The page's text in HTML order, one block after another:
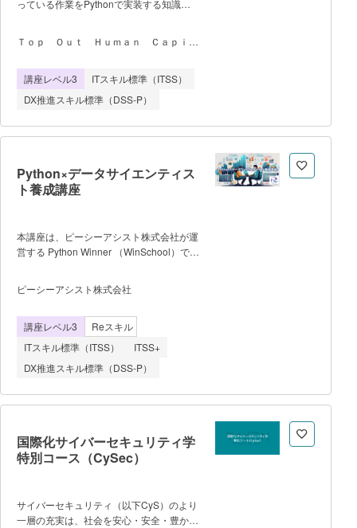
受講されることを強くお勧めします。
っている作業をPythonで実装する知識を
実践的な内容を含みます。 ※本ト
裕一氏が本トレーニングのために、書き下
ろした内容です。 (一般社団法人日本
ネットワーク技術者協会「Pythonとネッ
トワークの自動化基礎検定」に対応してい
ます。) ・学習項目は次のとおり
自動化に使われる技術の概要 3.REST
APIの仕組みと操作手法 4.仮想ルータ
の操作とAPIの設計手法 5.ネットワー
トは、電子テキスト使用いたします ※
定員16名
Ｔｏｐ Ｏｕｔ Ｈｕｍａｎ Ｃａｐｉｔ
講座レベル3
ITスキル標準（ITSS）
DX推進スキル標準（DSS-P）
Python×データサイエンティス
ト養成講座
本講座は、ピーシーアシスト株式会社が運
営する Python Winner （WinSchool）で提
び、課題に取り組むことで、実務でAI・機
械学習プログラミングを行う方法を学
レッスンとオンライン教材により、学習を
進めます。 クラウドの開発環境を用意
するので、スムーズに学習を始められま
す。 【学習内容】 IT基礎理
を学習し、情報基礎理論、企業におけるシ
術、セキュリティなど、幅広く知識習得し
ます。 Pytnonプログラミング：
Pythonの基本文法から始め、基本的なプ
に関する基本的な知識を習得します。
AIプログラミング実習：PythonによるAIプ
ピーシーアシスト株式会社
講座レベル3
Reスキル
ITスキル標準（ITSS）
ITSS+
DX推進スキル標準（DSS-P）
国際化サイバーセキュリティ学
特別コース（CySec）
サイバーセキュリティ（以下CyS）のより
一層の充実は、社会を安心・安全・豊かに